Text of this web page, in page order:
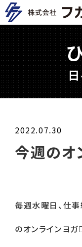
2022.07.30
今週のオ
毎週水曜日、仕
のオンラインヨガ